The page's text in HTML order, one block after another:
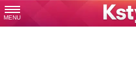
MENU